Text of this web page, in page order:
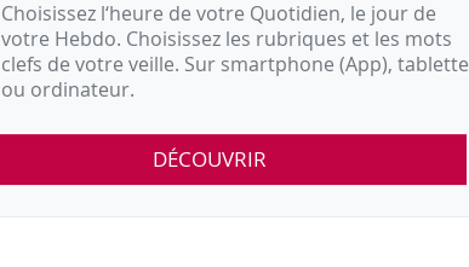
Choisissez l‘heure de votre Quotidien, le jour de
votre Hebdo. Choisissez les rubriques et les mots
clefs de votre veille. Sur smartphone (App), tablette
ou ordinateur.
DÉCOUVRIR